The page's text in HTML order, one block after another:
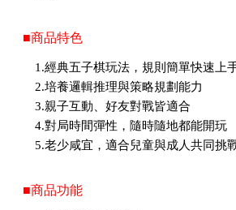
■商品特色
1.經典五子棋玩法，規則簡單快速上
2.培養邏輯推理與策略規劃能力
3.親子互動、好友對戰皆適合
4.對局時間彈性，隨時隨地都能開玩
5.老少咸宜，適合兒童與成人共同挑
■商品功能